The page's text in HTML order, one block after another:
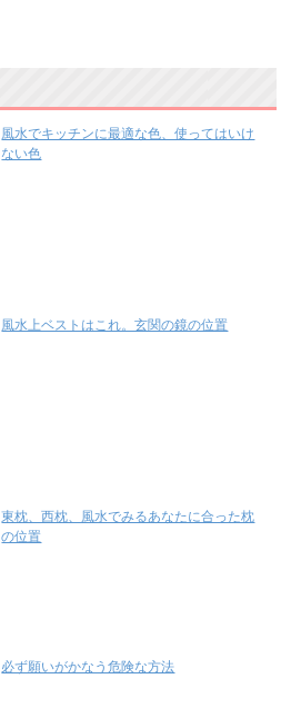
風水でキッチンに最適な色、使ってはいけ
ない色
風水上ベストはこれ。玄関の鏡の位置
東枕、西枕、風水でみるあなたに合った枕
の位置
必ず願いがかなう危険な方法